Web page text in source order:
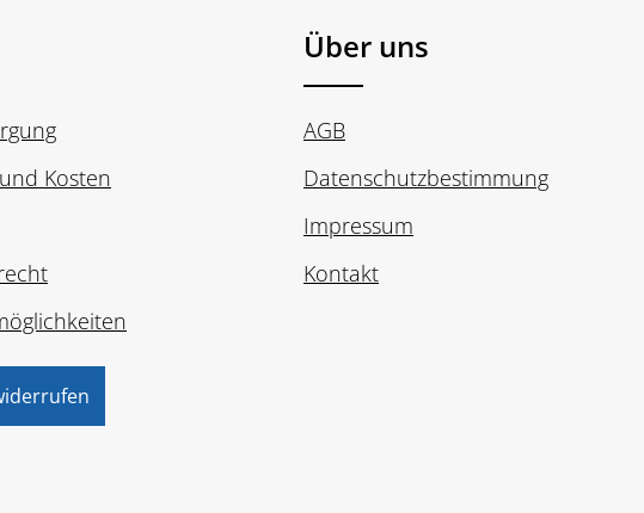
Kosten
Über uns
AGB
Datenschutzbestimmung
Impressum
Kontakt